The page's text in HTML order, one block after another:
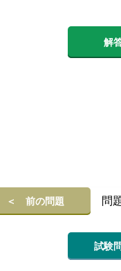
解
＜ 前の問題 問
試験